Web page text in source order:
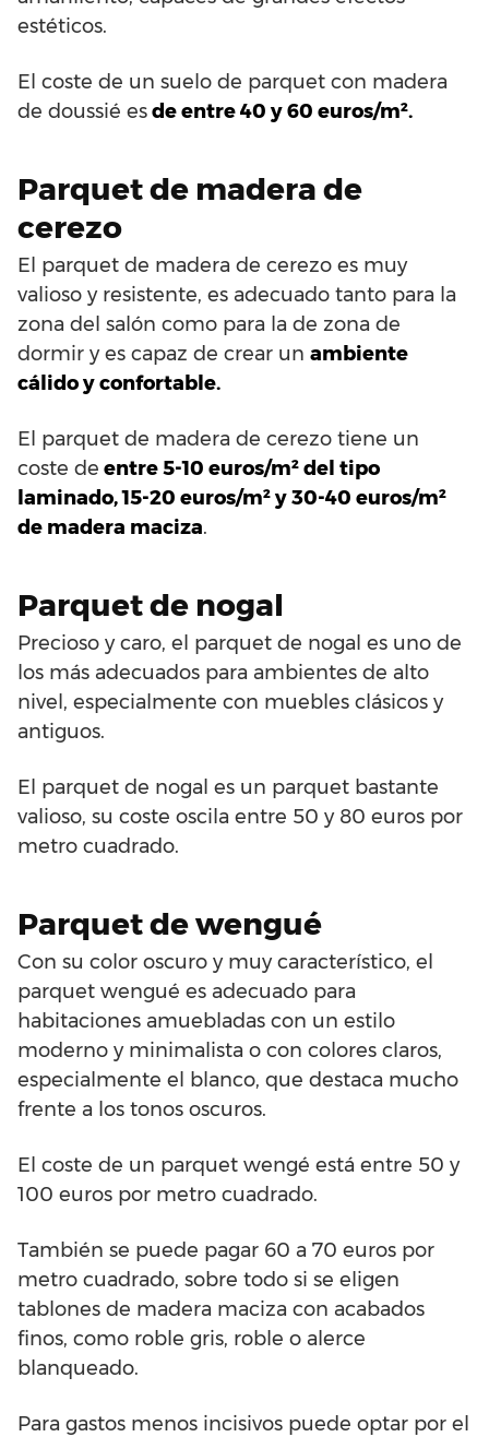
estéticos.
El coste de un suelo de parquet con madera
de doussié esde entre 40 y 60 euros/m².
Parquet de madera de
cerezo
El parquet de madera de cerezo es muy
valioso y resistente, es adecuado tanto para la
zona del salón como para la de zona de
dormir y es capaz de crear un ambiente
cálido y confortable.
El parquet de madera de cerezo tiene un
coste de entre 5-10 euros/m² del tipo
laminado, 15-20 euros/m² y 30-40 euros/m²
de madera maciza.
Parquet de nogal
Precioso y caro, el parquet de nogal es uno de
los más adecuados para ambientes de alto
nivel, especialmente con muebles clásicos y
antiguos.
El parquet de nogal es un parquet bastante
valioso, su coste oscila entre 50 y 80 euros por
metro cuadrado.
Parquet de wengué
Con su color oscuro y muy característico, el
parquet wengué es adecuado para
habitaciones amuebladas con un estilo
moderno y minimalista o con colores claros,
especialmente el blanco, que destaca mucho
frente a los tonos oscuros.
El coste de un parquet wengé está entre 50 y
100 euros por metro cuadrado.
También se puede pagar 60 a 70 euros por
metro cuadrado, sobre todo si se eligen
tablones de madera maciza con acabados
finos, como roble gris, roble o alerce
blanqueado.
Para gastos menos incisivos puede optar por el